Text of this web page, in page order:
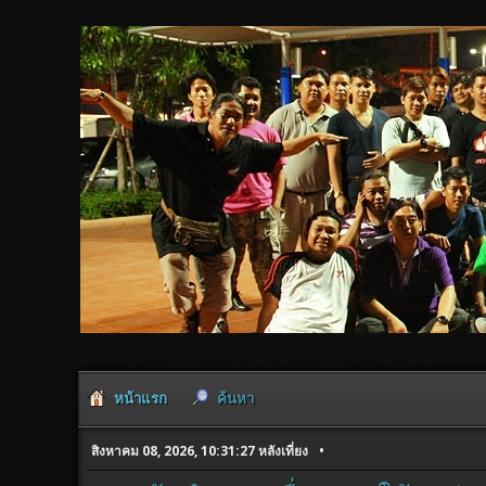
หน้าแรก ค้นหา
สิงหาคม 08, 2026, 10:31:27 หลังเที่ยง